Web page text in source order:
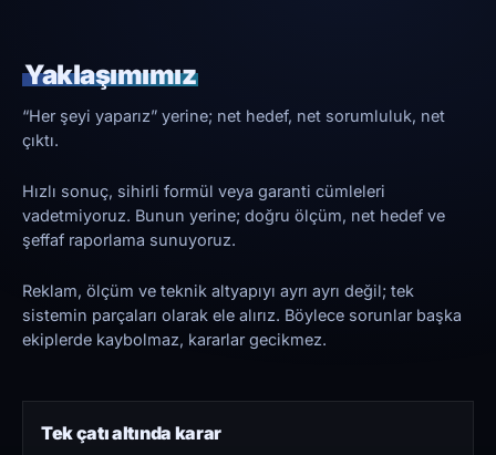
Yaklaşımımız
“Her şeyi yaparız” yerine; net hedef, net sorumluluk, net
çıktı.
Hızlı sonuç, sihirli formül veya garanti cümleleri
vadetmiyoruz. Bunun yerine; doğru ölçüm, net hedef ve
şeffaf raporlama sunuyoruz.
Reklam, ölçüm ve teknik altyapıyı ayrı ayrı değil; tek
sistemin parçaları olarak ele alırız. Böylece sorunlar başka
ekiplerde kaybolmaz, kararlar gecikmez.
Tek çatı altında karar